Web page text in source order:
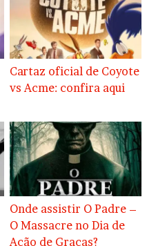
Cartaz oficial de Coyote
vs Acme: confira aqui
Onde assistir O Padre –
O Massacre no Dia de
Ação de Graças?